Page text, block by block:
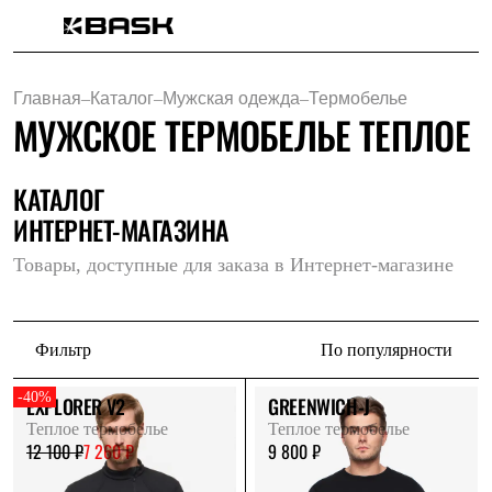
Мужская одежда
Утепленная пухом
Куртки
Жилеты
Комбинезоны
Утепленная синтетикой
Брюки
Софтшелл одежда
Куртки
Брюки
Флисовая одежда
Куртки
Брюки
Главная–Каталог–Мужская одежда–Термобелье
МУЖСКОЕ ТЕРМОБЕЛЬЕ ТЕПЛОЕ
КАТАЛОГ
ИНТЕРНЕТ-МАГАЗИНА
Товары, доступные для заказа в Интернет-магазине
Фильтр По популярности
-40%
EXPLORER V2
Теплое термобелье
12 100 ₽7 260 ₽
GREENWICH-J
Теплое термобелье
9 800 ₽